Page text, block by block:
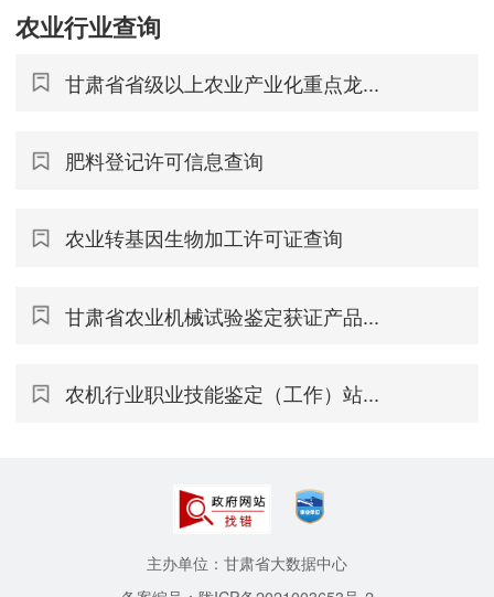
农业行业查询
甘肃省省级以上农业产业化重点龙...
肥料登记许可信息查询
农业转基因生物加工许可证查询
甘肃省农业机械试验鉴定获证产品...
农机行业职业技能鉴定（工作）站...
主办单位：甘肃省大数据中心